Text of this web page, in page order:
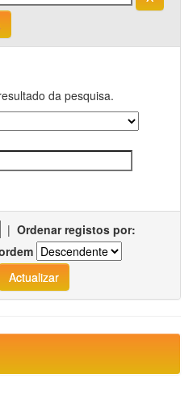
da pesquisa.
| Ordenar registos por: